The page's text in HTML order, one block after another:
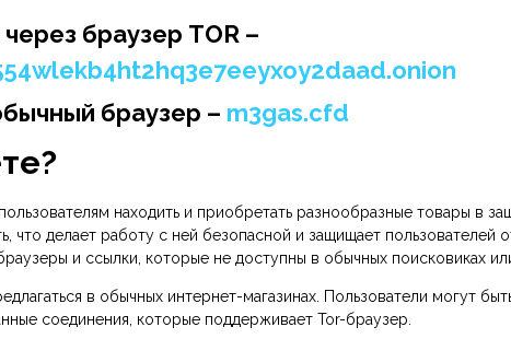
браузер TOR –
браузер – m3gas.cfd
находить и приобретать разнообразные товары в
делает работу с ней безопасной и защищает пользователей
и ссылки, которые не доступны в обычных поисковиках
в обычных интернет-магазинах. Пользователи могут
соединения, которые поддерживает Tor-браузер.